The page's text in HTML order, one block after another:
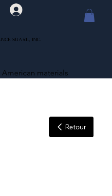
SUARL, INC.
materials
Retour